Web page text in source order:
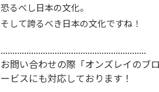
恐るべし日本の文化。
そして誇るべき日本の文化ですね！
..............................................................
お問い合わせの際「オンズレイのブ
ービスにも対応しております！